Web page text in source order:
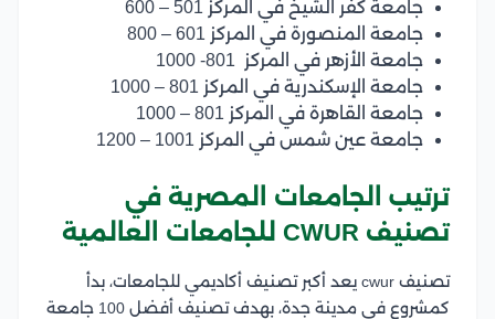
جامعة كفر الشيخ في المركز 501 – 600
جامعة المنصورة في المركز 601 – 800
جامعة الأزهر في المركز 801- 1000
جامعة الإسكندرية في المركز 801 – 1000
جامعة القاهرة في المركز 801 – 1000
جامعة عين شمس في المركز 1001 – 1200
ترتيب الجامعات المصرية في
تصنيف CWUR للجامعات العالمية
تصنيف cwur يعد أكبر تصنيف أكاديمي للجامعات، بدأ
كمشروع في مدينة جدة، بهدف تصنيف أفضل 100 جامعة